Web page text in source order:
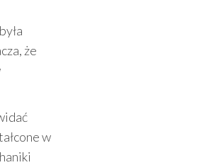
że
w